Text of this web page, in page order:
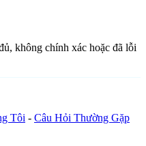
không chính xác hoặc đã lỗi
Tôi - Câu Hỏi Thường Gặp